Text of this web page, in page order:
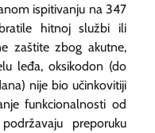
ispitivanju na 347
hitnoj službi ili
zaštite zbog akutne,
leđa, oksikodon (do
nije bio učinkovitiji
funkcionalnosti od
preporuku